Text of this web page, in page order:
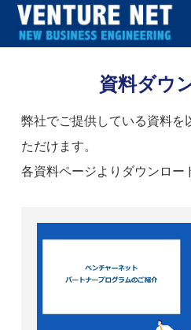
資料ダウ
弊社でご提供している資料を
ただけます。
各資料ページよりダウンロー